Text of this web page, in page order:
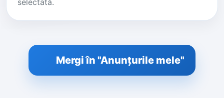
Mergi în "Anunțurile mele"